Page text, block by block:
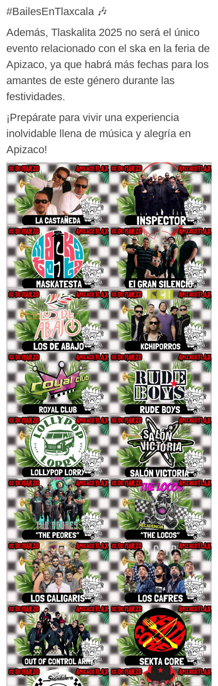
#BailesEnTlaxcala 🎶
Además, Tlaskalita 2025 no será el único
evento relacionado con el ska en la feria de
Apizaco, ya que habrá más fechas para los
amantes de este género durante las
festividades.
¡Prepárate para vivir una experiencia
inolvidable llena de música y alegría en
Apizaco!